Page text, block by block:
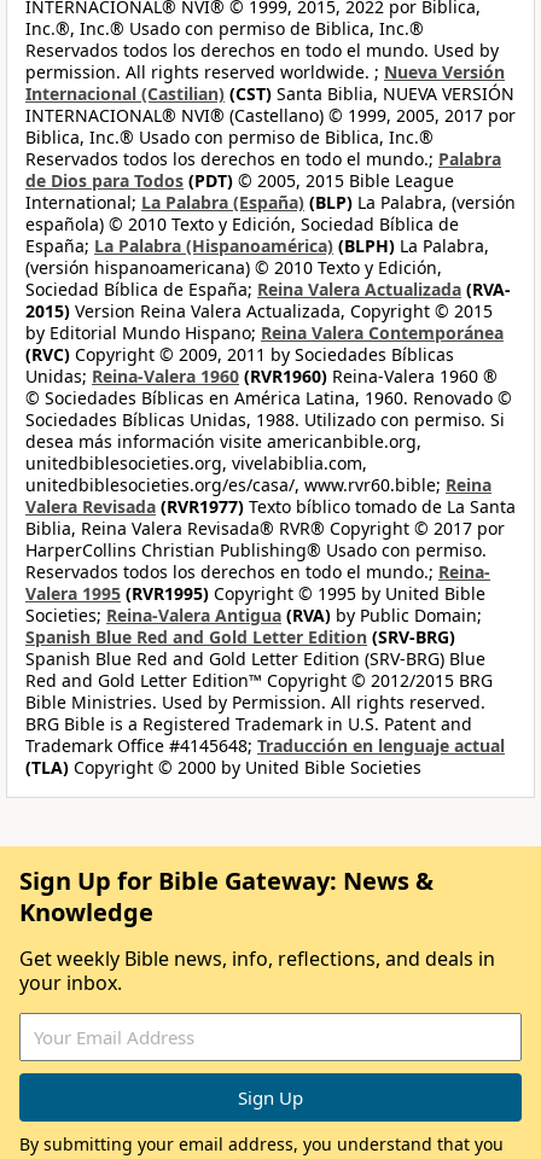
INTERNACIONAL® NVI® © 1999, 2015, 2022 por Biblica,
Inc.®, Inc.® Usado con permiso de Biblica, Inc.®
Reservados todos los derechos en todo el mundo. Used by
permission. All rights reserved worldwide. ; Nueva Versión
Internacional (Castilian) (CST) Santa Biblia, NUEVA VERSIÓN
INTERNACIONAL® NVI® (Castellano) © 1999, 2005, 2017 por
Biblica, Inc.® Usado con permiso de Biblica, Inc.®
Reservados todos los derechos en todo el mundo.; Palabra
de Dios para Todos (PDT) © 2005, 2015 Bible League
International; La Palabra (España) (BLP) La Palabra, (versión
española) © 2010 Texto y Edición, Sociedad Bíblica de
España; La Palabra (Hispanoamérica) (BLPH) La Palabra,
(versión hispanoamericana) © 2010 Texto y Edición,
Sociedad Bíblica de España; Reina Valera Actualizada (RVA-
2015) Version Reina Valera Actualizada, Copyright © 2015
by Editorial Mundo Hispano; Reina Valera Contemporánea
(RVC) Copyright © 2009, 2011 by Sociedades Bíblicas
Unidas; Reina-Valera 1960 (RVR1960) Reina-Valera 1960 ®
© Sociedades Bíblicas en América Latina, 1960. Renovado ©
Sociedades Bíblicas Unidas, 1988. Utilizado con permiso. Si
desea más información visite americanbible.org,
unitedbiblesocieties.org, vivelabiblia.com,
unitedbiblesocieties.org/es/casa/, www.rvr60.bible; Reina
Valera Revisada (RVR1977) Texto bíblico tomado de La Santa
Biblia, Reina Valera Revisada® RVR® Copyright © 2017 por
HarperCollins Christian Publishing® Usado con permiso.
Reservados todos los derechos en todo el mundo.; Reina-
Valera 1995 (RVR1995) Copyright © 1995 by United Bible
Societies; Reina-Valera Antigua (RVA) by Public Domain;
Spanish Blue Red and Gold Letter Edition (SRV-BRG)
Spanish Blue Red and Gold Letter Edition (SRV-BRG) Blue
Red and Gold Letter Edition™ Copyright © 2012/2015 BRG
Bible Ministries. Used by Permission. All rights reserved.
BRG Bible is a Registered Trademark in U.S. Patent and
Trademark Office #4145648; Traducción en lenguaje actual
(TLA) Copyright © 2000 by United Bible Societies
Sign Up for Bible Gateway: News &
Knowledge
Get weekly Bible news, info, reflections, and deals in
your inbox.
By submitting your email address, you understand that you